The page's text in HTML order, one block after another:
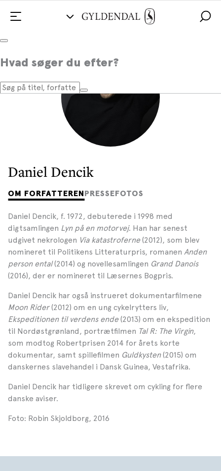
Hvad søger du efter?
Daniel Dencik
OM FORFATTERENPRESSEFOTOS
Daniel Dencik, f. 1972, debuterede i 1998 med
digtsamlingen Lyn på en motorvej. Han har senest
udgivet nekrologen Via katastroferne(2012), som blev
nomineret til Politikens Litteraturpris, romanen Anden
person ental(2014) og novellesamlingen Grand Danois
(2016), der er nomineret til Læsernes Bogpris.
Daniel Dencik har også instrueret dokumentarfilmene
Moon Rider(2012) om en ung cykelrytters liv,
Ekspeditionen til verdens ende(2013) om en ekspedition
til Nordøstgrønland, portrætfilmen Tal R: The Virgin,
som modtog Robertprisen 2014 for årets korte
dokumentar, samt spillefilmen Guldkysten(2015) om
danskernes slavehandel i Dansk Guinea, Vestafrika.
Daniel Dencik har tidligere skrevet om cykling for flere
danske aviser.
Foto: Robin Skjoldborg, 2016